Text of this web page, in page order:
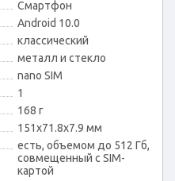
Смартфон
Android 10.0
классический
металл и стекло
nano SIM
1
168 г
151x71.8x7.9 мм
есть, объемом до 512 Гб,
совмещенный с SIM-
картой